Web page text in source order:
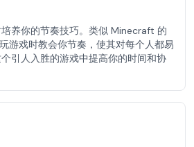
养你的节奏技巧。类似 Minecraft 的
游戏时教会你节奏，使其对每个人都易
引人入胜的游戏中提高你的时间和协